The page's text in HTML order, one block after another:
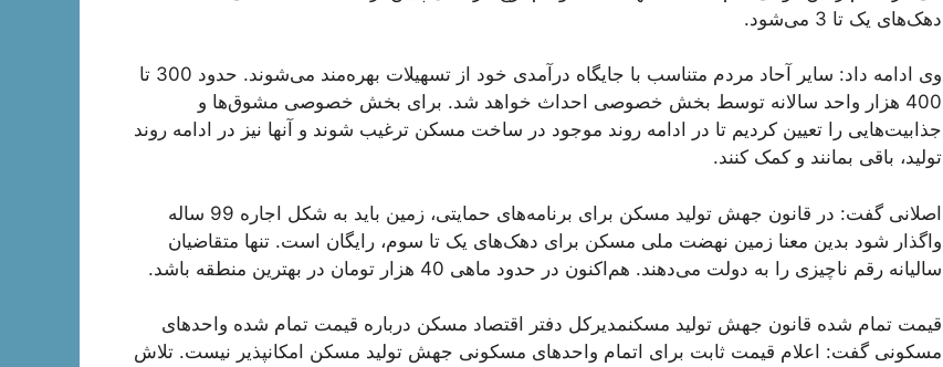
دهک‌های یک تا 3 می‌شود.
وی ادامه داد: سایر آحاد مردم متناسب با جایگاه درآمدی خود از تسهیلات بهره‌مند می‌شوند. حدود 300 تا
400 هزار واحد سالانه توسط بخش خصوصی احداث خواهد شد. برای بخش خصوصی مشوق‌ها و
جذابیت‌هایی را تعیین کردیم تا در ادامه روند موجود در ساخت مسکن ترغیب شوند و آنها نیز در ادامه روند
تولید، باقی بمانند و کمک کنند.
اصلانی گفت: در قانون جهش تولید مسکن برای برنامه‌های حمایتی، زمین باید به شکل اجاره 99 ساله
واگذار شود بدین معنا زمین نهضت ملی مسکن برای دهک‌های یک تا سوم، رایگان است. تنها متقاضیان
سالیانه رقم ناچیزی را به دولت می‌دهند. هم‌اکنون در حدود ماهی 40 هزار تومان در بهترین منطقه باشد.
قیمت تمام شده قانون جهش تولید مسکنمدیرکل دفتر اقتصاد مسکن درباره قیمت تمام شده واحدهای
مسکونی گفت: اعلام قیمت ثابت برای اتمام واحدهای مسکونی جهش تولید مسکن امکانپذیر نیست. تلاش